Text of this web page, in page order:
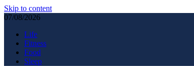
Skip to content
07/08/2026
Life
Fitness
Food
Sleep